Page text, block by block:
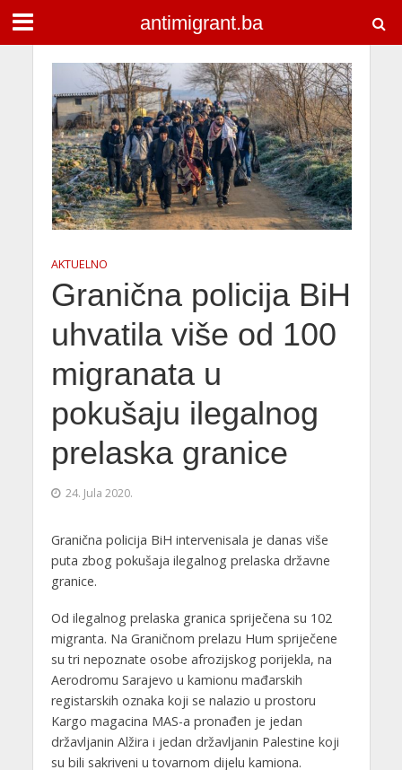
antimigrant.ba
AKTUELNO
Granična policija BiH
uhvatila više od 100
migranata u
pokušaju ilegalnog
prelaska granice
24. Jula 2020.
Granična policija BiH intervenisala je danas više
puta zbog pokušaja ilegalnog prelaska državne
granice.
Od ilegalnog prelaska granica spriječena su 102
migranta. Na Graničnom prelazu Hum spriječene
su tri nepoznate osobe afrozijskog porijekla, na
Aerodromu Sarajevo u kamionu mađarskih
registarskih oznaka koji se nalazio u prostoru
Kargo magacina MAS-a pronađen je jedan
državljanin Alžira i jedan državljanin Palestine koji
su bili sakriveni u tovarnom dijelu kamiona.